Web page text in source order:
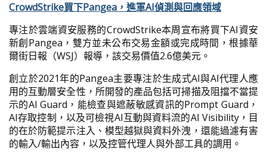
CrowdStrike買下Pangea，進軍AI偵測與回應領域
專注於雲端資安服務的CrowdStrike本周宣布將買下AI資安
新創Pangea，雙方並未公布交易金額或完成時間，根據華
爾街日報（WSJ）報導，該交易價值2.6億美元。
創立於2021年的Pangea主要專注於生成式AI與AI代理人應
用的互動層安全性，所開發的產品包括可掃描及阻擋不當提
示的AI Guard，能檢查與遮蔽敏感資訊的Prompt Guard，
AI存取控制，以及可檢視AI互動與資料流的AI Visibility，目
的在於防範提示注入、模型越獄與資料外洩，還能過濾有害
的輸入/輸出內容，以及控管代理人與外部工具的調用。